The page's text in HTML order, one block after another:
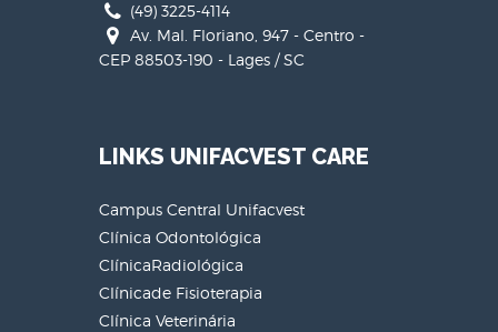
(49) 3225-4114
Av. Mal. Floriano, 947 - Centro -
CEP 88503-190 - Lages / SC
LINKS UNIFACVEST CARE
Campus Central Unifacvest
Clínica Odontológica
ClínicaRadiológica
Clínicade Fisioterapia
Clínica Veterinária